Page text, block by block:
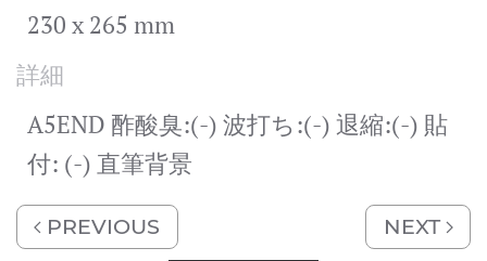
230 x 265 mm
詳細
A5END 酢酸臭:(-) 波打ち:(-) 退縮:(-) 貼
付: (-) 直筆背景
PREVIOUS NEXT